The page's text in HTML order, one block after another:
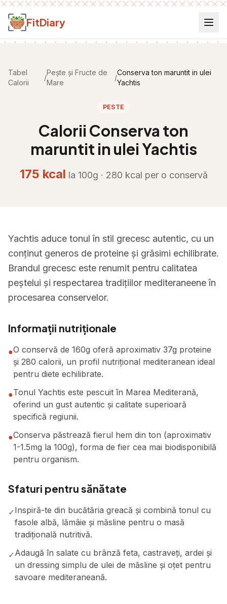
Salt la conținut
FitDiary
Tabel
Calorii
/
Pește și Fructe de
Mare
/
Conserva ton maruntit in ulei
Yachtis
PESTE
Calorii Conserva ton
maruntit in ulei Yachtis
175 kcal la 100g · 280 kcal per o conservă
Yachtis aduce tonul în stil grecesc autentic, cu un
conținut generos de proteine și grăsimi echilibrate.
Brandul grecesc este renumit pentru calitatea
peștelui și respectarea tradițiilor mediteraneene în
procesarea conservelor.
Informații nutriționale
●O conservă de 160g oferă aproximativ 37g proteine
și 280 calorii, un profil nutrițional mediteranean ideal
pentru diete echilibrate.
●Tonul Yachtis este pescuit în Marea Mediterană,
oferind un gust autentic și calitate superioară
specifică regiunii.
●Conserva păstrează fierul hem din ton (aproximativ
1-1.5mg la 100g), forma de fier cea mai biodisponibilă
pentru organism.
Sfaturi pentru sănătate
✓Inspiră-te din bucătăria greacă și combină tonul cu
fasole albă, lămâie și măsline pentru o masă
tradițională nutritivă.
✓Adaugă în salate cu brânză feta, castraveți, ardei și
un dressing simplu de ulei de măsline și oțet pentru
savoare mediteraneană.